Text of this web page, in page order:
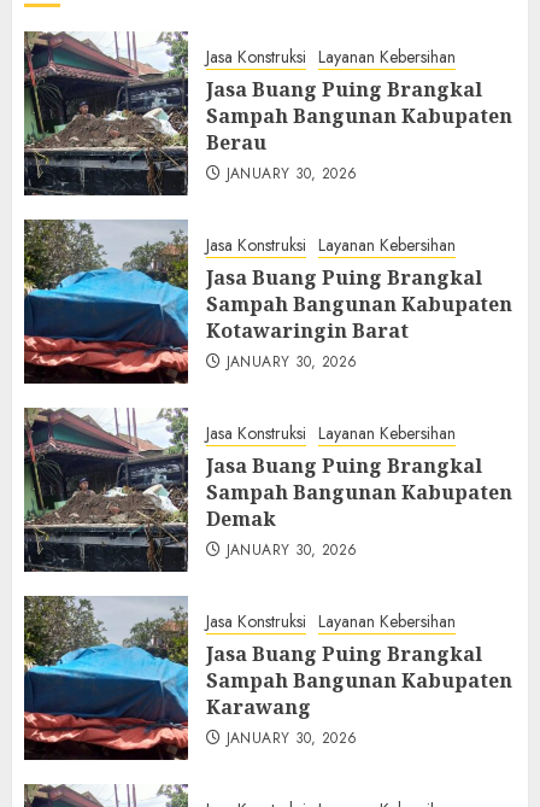
Jasa Konstruksi Layanan Kebersihan
Jasa Buang Puing Brangkal
Sampah Bangunan Kabupaten
Berau
JANUARY 30, 2026
Jasa Konstruksi Layanan Kebersihan
Jasa Buang Puing Brangkal
Sampah Bangunan Kabupaten
Kotawaringin Barat
JANUARY 30, 2026
Jasa Konstruksi Layanan Kebersihan
Jasa Buang Puing Brangkal
Sampah Bangunan Kabupaten
Demak
JANUARY 30, 2026
Jasa Konstruksi Layanan Kebersihan
Jasa Buang Puing Brangkal
Sampah Bangunan Kabupaten
Karawang
JANUARY 30, 2026